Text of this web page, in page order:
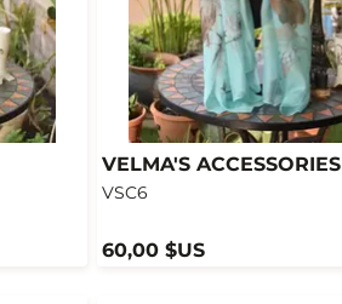
VELMA'S ACCESSORIES
VSC6
60,00 $US